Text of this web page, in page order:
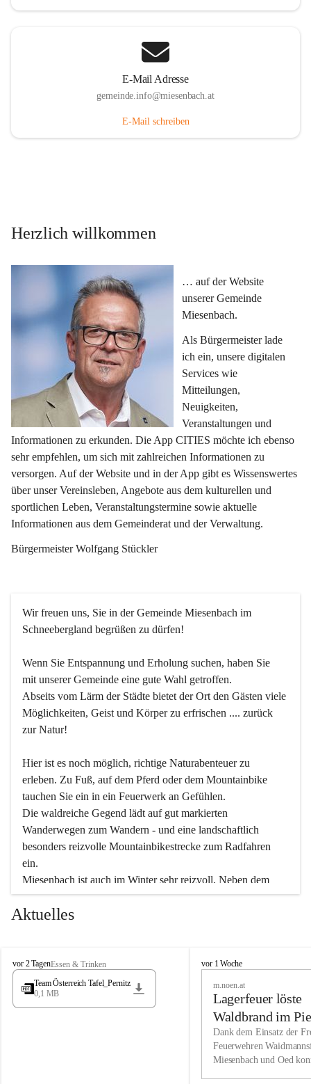
E-Mail Adresse
gemeinde.info@miesenbach.at
E-Mail schreiben
Herzlich willkommen
… auf der Website
unserer Gemeinde
Miesenbach.
Als Bürgermeister lade
ich ein, unsere digitalen
Services wie
Mitteilungen,
Neuigkeiten,
Veranstaltungen und
Informationen zu erkunden. Die App CITIES möchte ich ebenso
sehr empfehlen, um sich mit zahlreichen Informationen zu
versorgen. Auf der Website und in der App gibt es Wissenswertes
über unser Vereinsleben, Angebote aus dem kulturellen und
sportlichen Leben, Veranstaltungstermine sowie aktuelle
Informationen aus dem Gemeinderat und der Verwaltung.
Bürgermeister Wolfgang Stückler
Wir freuen uns, Sie in der Gemeinde Miesenbach im
Schneebergland begrüßen zu dürfen!
Wenn Sie Entspannung und Erholung suchen, haben Sie
mit unserer Gemeinde eine gute Wahl getroffen.
Abseits vom Lärm der Städte bietet der Ort den Gästen viele
Möglichkeiten, Geist und Körper zu erfrischen .... zurück
zur Natur!
Hier ist es noch möglich, richtige Naturabenteuer zu
erleben. Zu Fuß, auf dem Pferd oder dem Mountainbike
tauchen Sie ein in ein Feuerwerk an Gefühlen.
Die waldreiche Gegend lädt auf gut markierten
Wanderwegen zum Wandern - und eine landschaftlich
besonders reizvolle Mountainbikestrecke zum Radfahren
ein.
Miesenbach ist auch im Winter sehr reizvoll. Neben dem
Eisstockschießen gibt es auf dem nahe gelegenen Unterberg
wunderschöne Naturschneepisten, die zum Schifahren oder
vielfältige Angebot unserer Kulturvereine.
Überzeugen Sie sich selbst, dass Sie in Miesenbach sowie
in den Beherbergungsbetrieben, Gaststätten und urigen
Wir kennen Miesenbach als lebens- und liebenswerten Ort.
Tradition und Innovation werden ebenso groß geschrieben
Aktuelles
M
i
s
vor 2 TagenEssen & Trinken
Team Österreich Tafel_Pernitz
0,1 MB
M
h
vor 1 Woche
m.noen.at
Lagerfeuer löste
Waldbrand im
aus
Dank dem Einsatz der
Feuerwehren
Miesenbach und Oed